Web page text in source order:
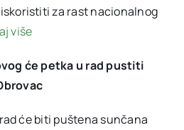
za rast nacionalnog
više
će petka u rad pustiti
će biti puštena sunčana